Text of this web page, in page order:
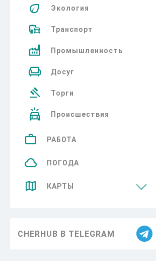
Экология
Транспорт
Промышленность
Досуг
Торги
Происшествия
РАБОТА
ПОГОДА
КАРТЫ
CHERHUB В TELEGRAM